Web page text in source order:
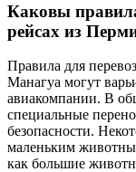
Каковы
рейсах из
Правила для
Манагуа могут
авиакомпании. В
специальные
безопасности.
маленьким
как большие